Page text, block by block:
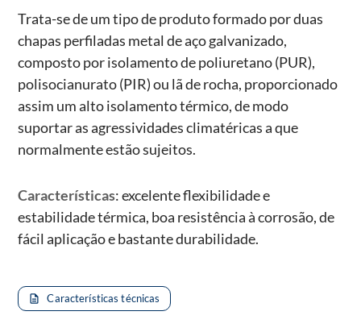
Trata-se de um tipo de produto formado por duas
chapas perfiladas metal de aço galvanizado,
composto por isolamento de poliuretano (PUR),
polisocianurato (PIR) ou lã de rocha, proporcionado
assim um alto isolamento térmico, de modo
suportar as agressividades climatéricas a que
normalmente estão sujeitos.
Características: excelente flexibilidade e
estabilidade térmica, boa resistência à corrosão, de
fácil aplicação e bastante durabilidade.
description Características técnicas